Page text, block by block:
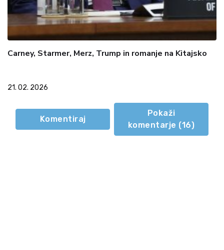
Carney, Starmer, Merz, Trump in romanje na Kitajsko
21. 02. 2026
Komentiraj
Pokaži
komentarje (16)